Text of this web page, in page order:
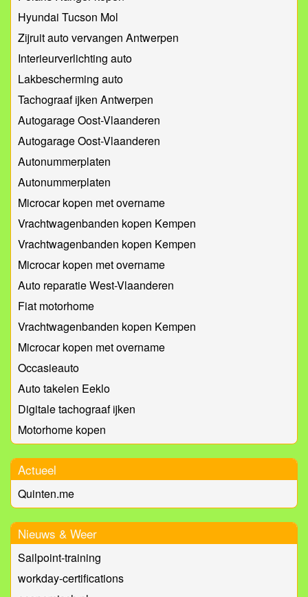
Hyundai Tucson Mol
Zijruit auto vervangen Antwerpen
Interieurverlichting auto
Lakbescherming auto
Tachograaf ijken Antwerpen
Autogarage Oost-Vlaanderen
Autogarage Oost-Vlaanderen
Autonummerplaten
Autonummerplaten
Microcar kopen met overname
Vrachtwagenbanden kopen Kempen
Vrachtwagenbanden kopen Kempen
Microcar kopen met overname
Auto reparatie West-Vlaanderen
Fiat motorhome
Vrachtwagenbanden kopen Kempen
Microcar kopen met overname
Occasieauto
Auto takelen Eeklo
Digitale tachograaf ijken
Motorhome kopen
Actueel
Quinten.me
Nieuws & Weer
Sailpoint-training
workday-certifications